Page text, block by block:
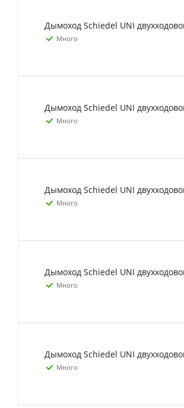
Дымоход Schiedel UNI
Много
Дымоход Schiedel UNI
Много
Дымоход Schiedel UNI
Много
Дымоход Schiedel UNI
Много
Дымоход Schiedel UNI
Много